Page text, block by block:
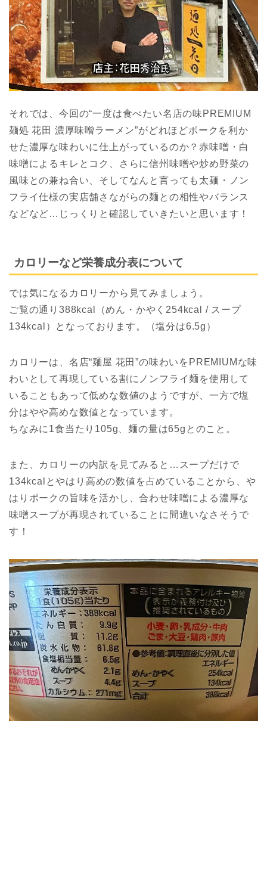
それでは、今回の“一度は食べたい名店の味PREMIUM
麺処 花田 濃厚味噌ラーメン”がどれほどポークを利か
せた濃厚な味わいに仕上がっているのか？赤味噌・白
味噌によるキレとコク、さらに信州味噌や炒め野菜の
風味との兼ね合い、そしてなんと言っても太麺・ノン
フライ仕様の実店舗さながらの麺との相性やバランス
などなど…じっくりと確認していきたいと思います！
カロリーなど栄養成分表について
では気になるカロリーから見てみましょう。
ご覧の通り388kcal（めん・かやく254kcal / スープ
134kcal）となっております。（塩分は6.5g）
カロリーは、名店“麺屋 花田”の味わいをPREMIUMな味
わいとして再現している割にノンフライ麺を使用して
いることもあって低めな数値のようですが、一方で塩
分はやや高めな数値となっています。
ちなみに1食当たり105g、麺の量は65gとのこと。
また、カロリーの内訳を見てみると…スープだけで
134kcalとやはり高めの数値を占めていることから、や
はりポークの旨味を活かし、合わせ味噌による濃厚な
味噌スープが再現されていることに間違いなさそうで
す！